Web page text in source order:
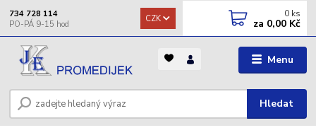
Menu
CZK
Hledat
734 728 114 0 ks
za 0,00 Kč